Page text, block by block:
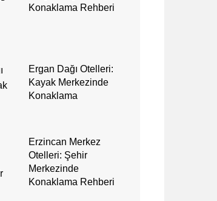
Konaklama Rehberi
Ergan Dağı Otelleri:
Kayak Merkezinde
Konaklama
Erzincan Merkez
Otelleri: Şehir
Merkezinde
Konaklama Rehberi